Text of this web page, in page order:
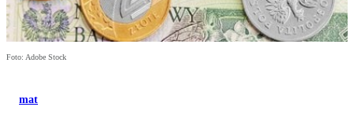
Foto: Adobe Stock
mat